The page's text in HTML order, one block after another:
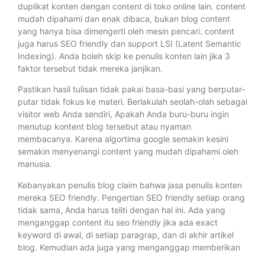
duplikat konten dengan content di toko online lain. content
mudah dipahami dan enak dibaca, bukan blog content
yang hanya bisa dimengerti oleh mesin pencari. content
juga harus SEO friendly dan support LSI (Latent Semantic
Indexing). Anda boleh skip ke penulis konten lain jika 3
faktor tersebut tidak mereka janjikan.
Pastikan hasil tulisan tidak pakai basa-basi yang berputar-
putar tidak fokus ke materi. Berlakulah seolah-olah sebagai
visitor web Anda sendiri, Apakah Anda buru-buru ingin
menutup kontent blog tersebut atau nyaman
membacanya. Karena algortima google semakin kesini
semakin menyenangi content yang mudah dipahami oleh
manusia.
Kebanyakan penulis blog claim bahwa jasa penulis konten
mereka SEO friendly. Pengertian SEO friendly setiap orang
tidak sama, Anda harus teliti dengan hal ini. Ada yang
menganggap content itu seo friendly jika ada exact
keyword di awal, di setiap paragrap, dan di akhir artikel
blog. Kemudian ada juga yang menganggap memberikan